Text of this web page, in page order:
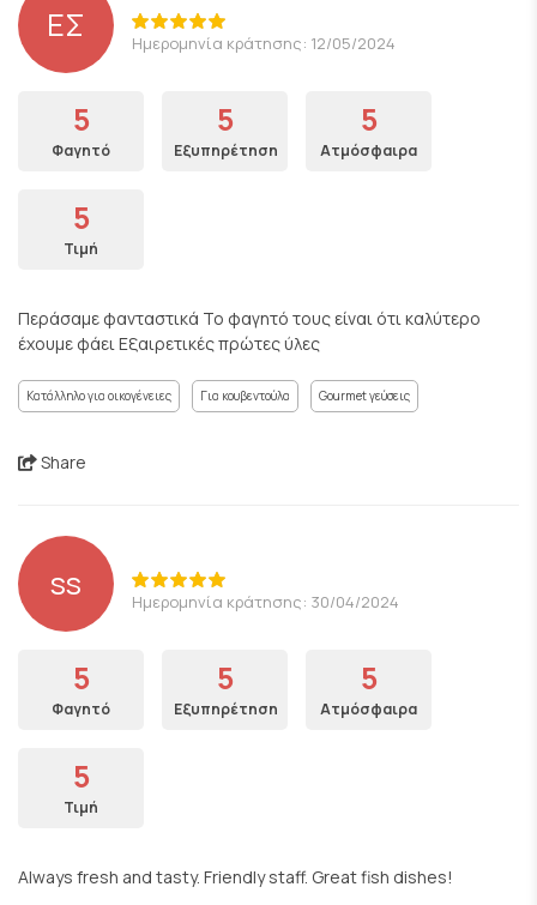
ΕΣ Ημερομηνία κράτησης: 12/05/2024
5
Φαγητό
5
Εξυπηρέτηση
5
Ατμόσφαιρα
5
Τιμή
Περάσαμε φανταστικά Το φαγητό τους είναι ότι καλύτερο
έχουμε φάει Εξαιρετικές πρώτες ύλες
Κατάλληλο για οικογένειες Για κουβεντούλα Gourmet γεύσεις
Share
ss Ημερομηνία κράτησης: 30/04/2024
5
Φαγητό
5
Εξυπηρέτηση
5
Ατμόσφαιρα
5
Τιμή
Always fresh and tasty. Friendly staff. Great fish dishes!